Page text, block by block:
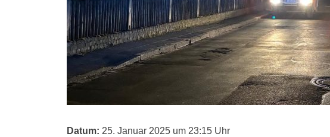
Datum: 25. Januar 2025 um 23:15 Uhr